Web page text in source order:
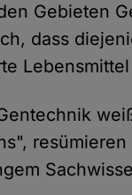
Gebieten
dass